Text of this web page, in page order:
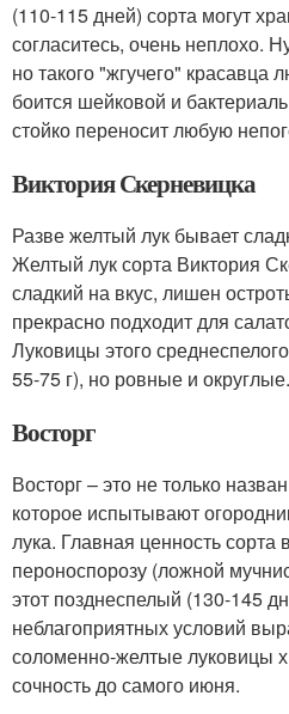
(110-115 дней) сорта могут
согласитесь, очень неплохо.
но такого "жгучего" красавца
боится шейковой и
стойко переносит любую
Виктория Скерневицка
Разве желтый лук бывает
Желтый лук сорта Виктория
сладкий на вкус, лишен
прекрасно подходит для
Луковицы этого
55-75 г), но ровные и округлые.
Восторг
Восторг – это не только
которое испытывают
лука. Главная ценность сорта
пероноспорозу (ложной
этот позднеспелый (130-145
неблагоприятных условий
соломенно-желтые луковицы
сочность до самого июня.